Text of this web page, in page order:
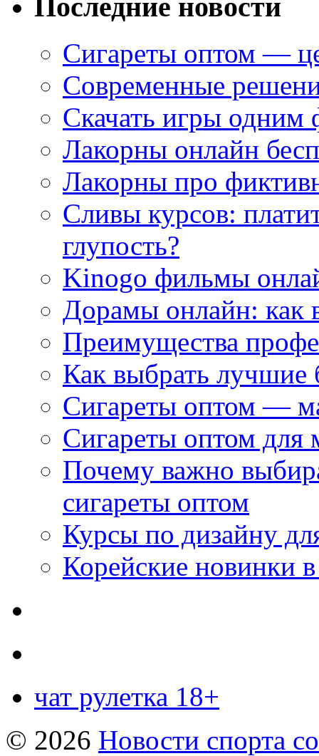
Последние новости
Сигареты оптом —
Современные
Скачать игры одним
Лакорны онлайн
Лакорны про
Сливы курсов:
глупость?
Kinogo фильмы
Дорамы онлайн: как
Преимущества
Как выбрать
Сигареты оптом —
Сигареты оптом для
Почему важно
сигареты оптом
Курсы по дизайну
Корейские новинки
чат рулетка 18+
© 2026 Новости спорта